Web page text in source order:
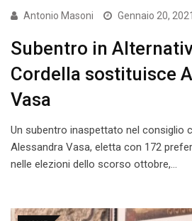
Antonio Masoni Gennaio 20, 2021
Subentro in
Cordella sostituisce
Vasa
Un subentro inaspettato nel consiglio
Alessandra Vasa, eletta con 172
nelle elezioni dello scorso ottobre,…